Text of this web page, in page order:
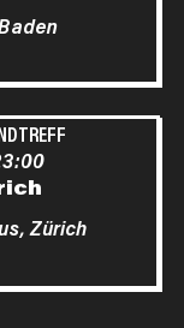
Zürich